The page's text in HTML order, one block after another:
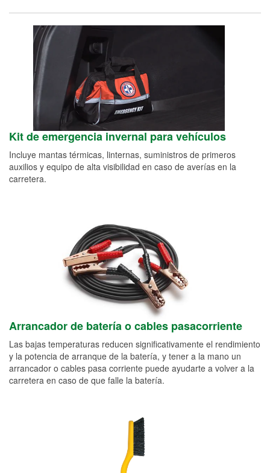
Kit de emergencia invernal para vehículos
Incluye mantas térmicas, linternas, suministros de primeros
auxilios y equipo de alta visibilidad en caso de averías en la
carretera.
Arrancador de batería o cables pasacorriente
Las bajas temperaturas reducen significativamente el rendimiento
y la potencia de arranque de la batería, y tener a la mano un
arrancador o cables pasa corriente puede ayudarte a volver a la
carretera en caso de que falle la batería.